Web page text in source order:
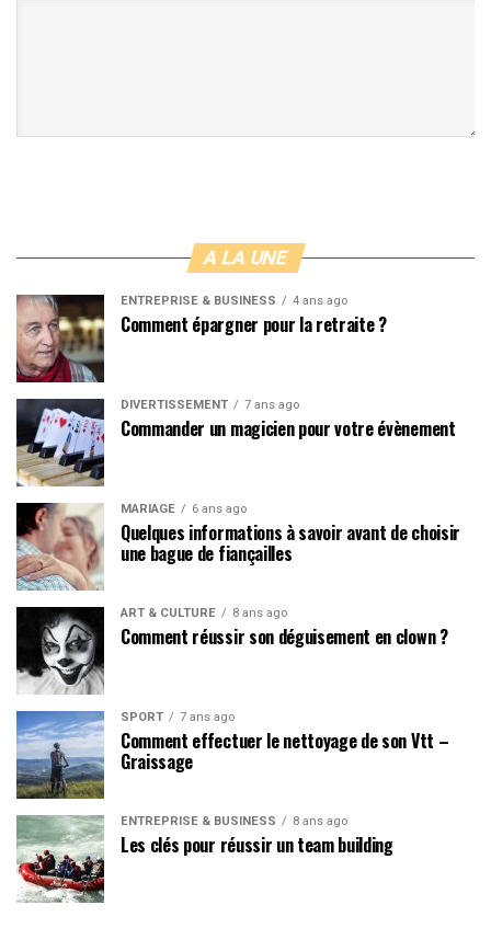
A LA UNE
ENTREPRISE & BUSINESS 4 ans ago
Comment épargner pour la retraite ?
DIVERTISSEMENT 7 ans ago
Commander un magicien pour votre évènement
MARIAGE 6 ans ago
Quelques informations à savoir avant de choisir
une bague de fiançailles
ART & CULTURE 8 ans ago
Comment réussir son déguisement en clown ?
SPORT 7 ans ago
Comment effectuer le nettoyage de son Vtt –
Graissage
ENTREPRISE & BUSINESS 8 ans ago
Les clés pour réussir un team building